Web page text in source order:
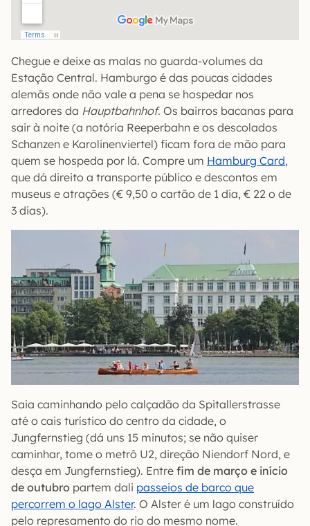
Chegue e deixe as malas no guarda-volumes da
Estação Central. Hamburgo é das poucas cidades
alemãs onde não vale a pena se hospedar nos
arredores da Hauptbahnhof. Os bairros bacanas para
sair à noite (a notória Reeperbahn e os descolados
Schanzen e Karolinenviertel) ficam fora de mão para
quem se hospeda por lá. Compre um Hamburg Card,
que dá direito a transporte público e descontos em
museus e atrações (€ 9,50 o cartão de 1 dia, € 22 o de
3 dias).
Saia caminhando pelo calçadão da Spitallerstrasse
até o cais turístico do centro da cidade, o
Jungfernstieg (dá uns 15 minutos; se não quiser
caminhar, tome o metrô U2, direção Niendorf Nord, e
desça em Jungfernstieg). Entre fim de março e início
de outubro partem dali passeios de barco que
percorrem o lago Alster. O Alster é um lago construído
pelo represamento do rio do mesmo nome.